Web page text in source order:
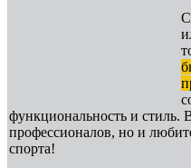
функциональность и стиль.
профессионалов, но и
спорта!